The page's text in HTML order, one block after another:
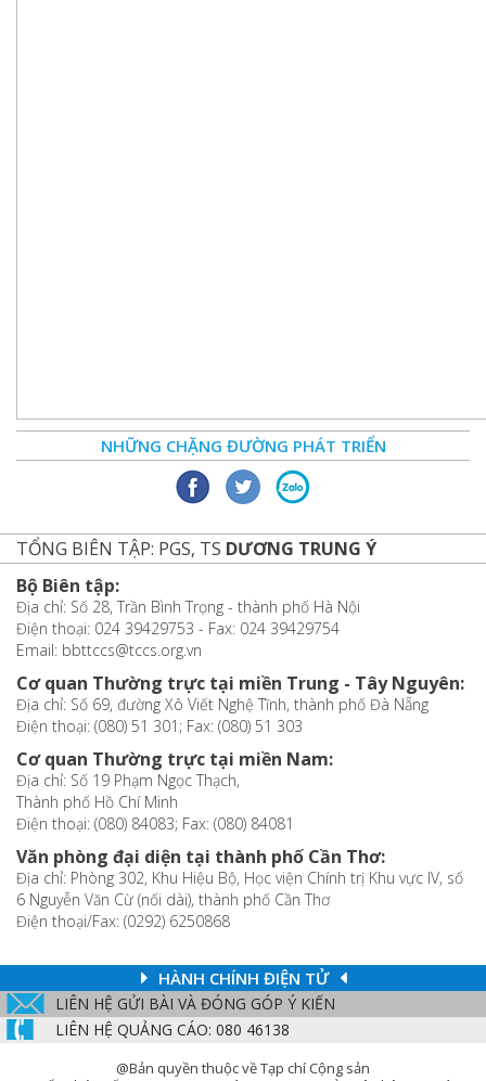
NHỮNG CHẶNG ĐƯỜNG PHÁT TRIỂN
TỔNG BIÊN TẬP: PGS, TS DƯƠNG TRUNG Ý
Bộ Biên tập:
Địa chỉ: Số 28, Trần Bình Trọng - thành phố Hà Nội
Điện thoại: 024 39429753 - Fax: 024 39429754
Email: bbttccs@tccs.org.vn
Cơ quan Thường trực tại miền Trung - Tây Nguyên:
Địa chỉ: Số 69, đường Xô Viết Nghệ Tĩnh, thành phố Đà Nẵng
Điện thoại: (080) 51 301; Fax: (080) 51 303
Cơ quan Thường trực tại miền Nam:
Địa chỉ: Số 19 Phạm Ngọc Thạch,
Thành phố Hồ Chí Minh
Điện thoại: (080) 84083; Fax: (080) 84081
Văn phòng đại diện tại thành phố Cần Thơ:
Địa chỉ: Phòng 302, Khu Hiệu Bộ, Học viện Chính trị Khu vực IV, số
6 Nguyễn Văn Cừ (nối dài), thành phố Cần Thơ
Điện thoại/Fax: (0292) 6250868
HÀNH CHÍNH ĐIỆN TỬ
LIÊN HỆ GỬI BÀI VÀ ĐÓNG GÓP Ý KIẾN
LIÊN HỆ QUẢNG CÁO: 080 46138
@Bản quyền thuộc về Tạp chí Cộng sản